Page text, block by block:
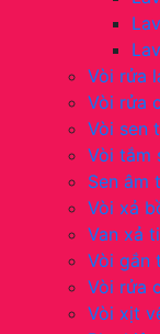
Vòi rửa
Vòi rửa
Vòi sen
Vòi tắm
Sen âm
Vòi xả
Van xả
Vòi gắn
Vòi rửa
Vòi xịt